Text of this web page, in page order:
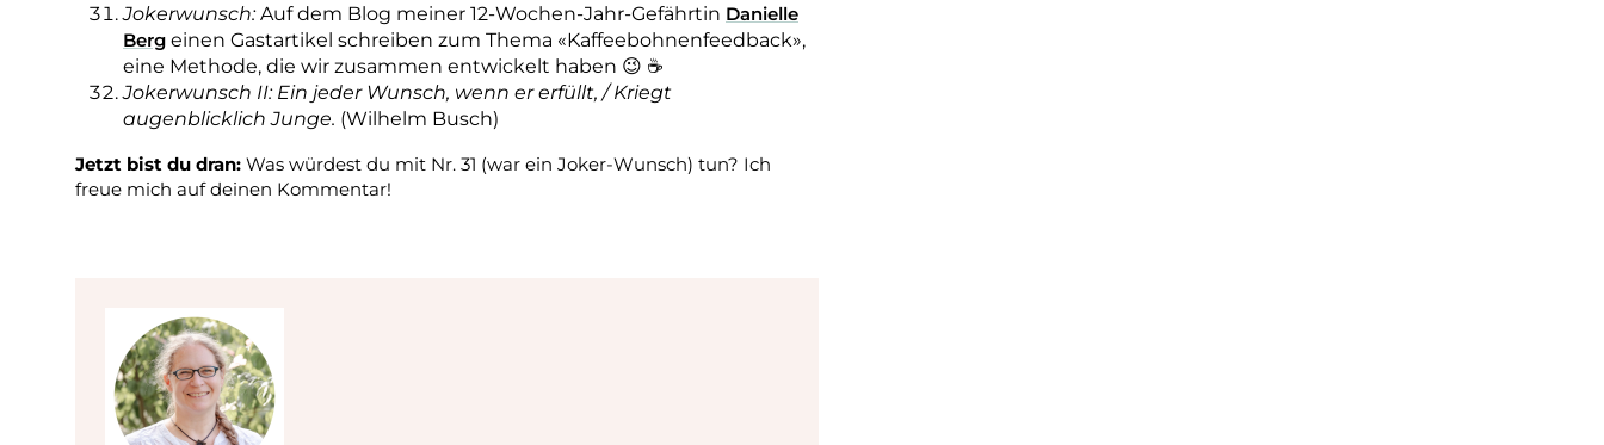
Jokerwunsch:Auf dem Blog meiner 12-Wochen-Jahr-Gefährtin Danielle
Berg einen Gastartikel schreiben zum Thema «Kaffeebohnenfeedback»,
eine Methode, die wir zusammen entwickelt haben 😉 ☕
Jokerwunsch II: Ein jeder Wunsch, wenn er erfüllt, / Kriegt
augenblicklich Junge. (Wilhelm Busch)
Jetzt bist du dran: Was würdest du mit Nr. 31 (war ein Joker-Wunsch) tun? Ich
freue mich auf deinen Kommentar!